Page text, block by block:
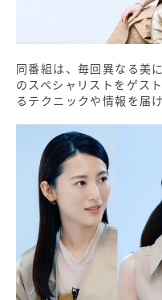
同番組は、毎回異なる美
のスペシャリストをゲス
るテクニックや情報を届